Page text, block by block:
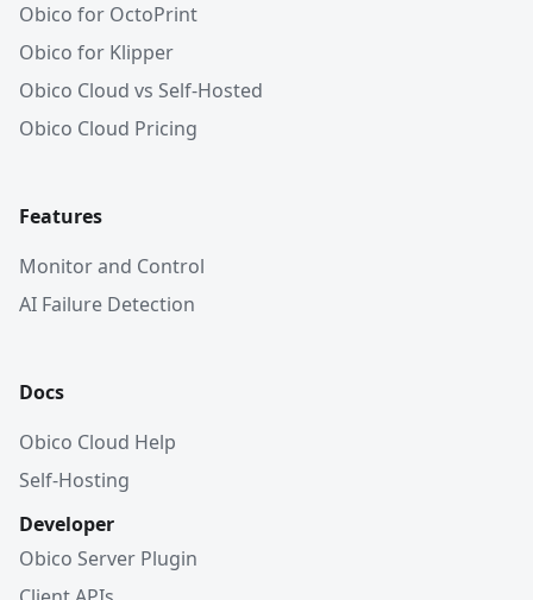
Obico for OctoPrint
Obico for Klipper
Obico Cloud vs Self-Hosted
Obico Cloud Pricing
Features
Monitor and Control
AI Failure Detection
Docs
Obico Cloud Help
Self-Hosting
Developer
Obico Server Plugin